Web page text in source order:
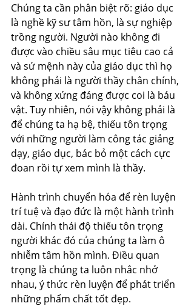
Chúng ta cần phân biệt rõ: giáo dục
là nghề kỹ sư tâm hồn, là sự nghiệp
trồng người. Người nào không đi
được vào chiều sâu mục tiêu cao cả
và sứ mệnh này của giáo dục thì họ
không phải là người thầy chân chính,
và không xứng đáng được coi là báu
vật. Tuy nhiên, nói vậy không phải là
để chúng ta hạ bệ, thiếu tôn trọng
với những người làm công tác giảng
dạy, giáo dục, bác bỏ một cách cực
đoan rồi tự xem mình là thầy.
Hành trình chuyển hóa để rèn luyện
trí tuệ và đạo đức là một hành trình
dài. Chính thái độ thiếu tôn trọng
người khác đó của chúng ta làm ô
nhiễm tâm hồn mình. Điều quan
trọng là chúng ta luôn nhắc nhở
nhau, ý thức rèn luyện để phát triển
những phẩm chất tốt đẹp.